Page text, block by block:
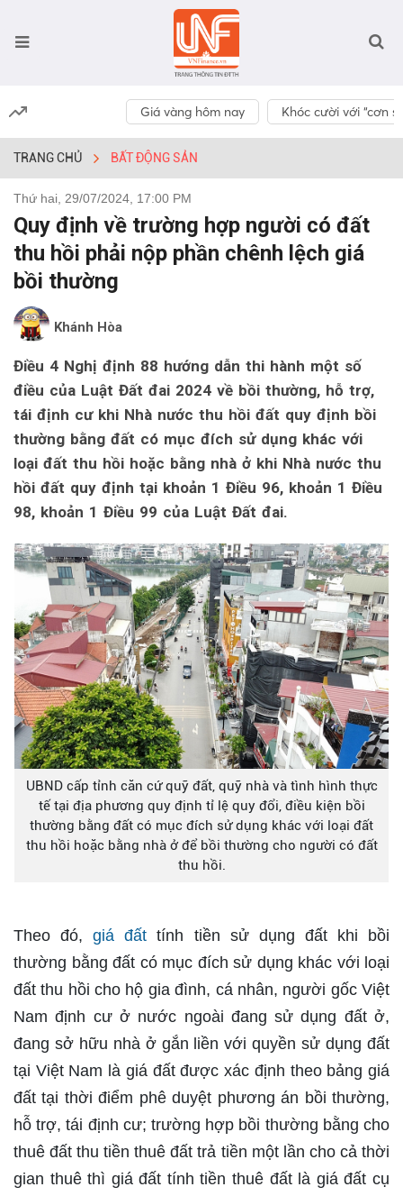
Giá vàng hôm nay Khóc cười với “cơn
TRANG CHỦ BẤT ĐỘNG SẢN
Thứ hai, 29/07/2024, 17:00 PM
Quy định về trường hợp người có đất
thu hồi phải nộp phần chênh lệch giá
bồi thường
Khánh Hòa
Điều 4 Nghị định 88 hướng dẫn thi hành một số
điều của Luật Đất đai 2024 về bồi thường, hỗ trợ,
tái định cư khi Nhà nước thu hồi đất quy định bồi
thường bằng đất có mục đích sử dụng khác với
loại đất thu hồi hoặc bằng nhà ở khi Nhà nước thu
hồi đất quy định tại khoản 1 Điều 96, khoản 1 Điều
98, khoản 1 Điều 99 của Luật Đất đai.
UBND cấp tỉnh căn cứ quỹ đất, quỹ nhà và tình hình thực
tế tại địa phương quy định tỉ lệ quy đổi, điều kiện bồi
thường bằng đất có mục đích sử dụng khác với loại đất
thu hồi hoặc bằng nhà ở để bồi thường cho người có đất
thu hồi.
Theo đó,giá đất tính tiền sử dụng đất khi bồi
thường bằng đất có mục đích sử dụng khác với loại
đất thu hồi cho hộ gia đình, cá nhân, người gốc Việt
Nam định cư ở nước ngoài đang sử dụng đất ở,
đang sở hữu nhà ở gắn liền với quyền sử dụng đất
tại Việt Nam là giá đất được xác định theo bảng giá
đất tại thời điểm phê duyệt phương án bồi thường,
hỗ trợ, tái định cư; trường hợp bồi thường bằng cho
thuê đất thu tiền thuê đất trả tiền một lần cho cả thời
gian thuê thì giá đất tính tiền thuê đất là giá đất cụ